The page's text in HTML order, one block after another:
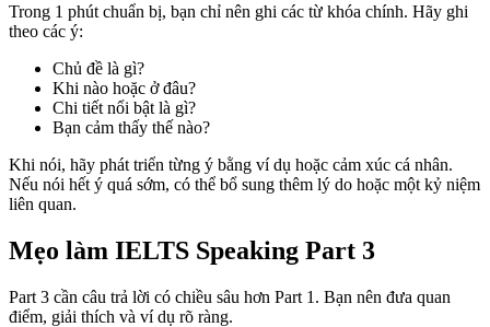
Trong 1 phút chuẩn bị, bạn chỉ nên ghi các từ khóa chính. Hãy ghi
theo các ý:
Chủ đề là gì?
Khi nào hoặc ở đâu?
Chi tiết nổi bật là gì?
Bạn cảm thấy thế nào?
Khi nói, hãy phát triển từng ý bằng ví dụ hoặc cảm xúc cá nhân.
Nếu nói hết ý quá sớm, có thể bổ sung thêm lý do hoặc một kỷ niệm
liên quan.
Mẹo làm IELTS Speaking Part 3
Part 3 cần câu trả lời có chiều sâu hơn Part 1. Bạn nên đưa quan
điểm, giải thích và ví dụ rõ ràng.